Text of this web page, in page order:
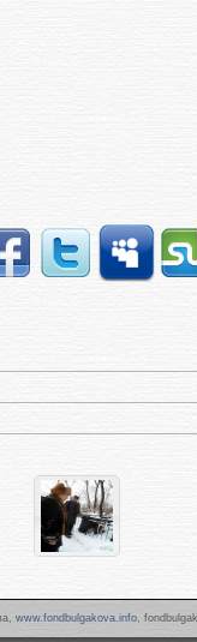
www.fondbulgakova.info,